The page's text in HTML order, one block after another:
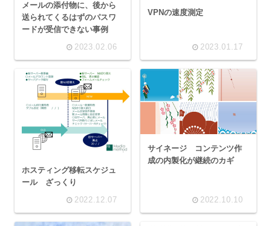
メールの添付物に、後から
送られてくるはずのパスワ
ードが受信できない事例
2023.02.06
VPNの速度測定
2023.01.17
ホスティング移転スケジュ
ール ざっくり
2022.12.07
サイネージ コンテンツ作
成の内製化が継続のカギ
2022.10.10